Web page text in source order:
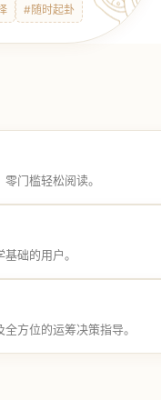
#随时起卦
门槛轻松阅读。
础的用户。
方位的运筹决策指导。